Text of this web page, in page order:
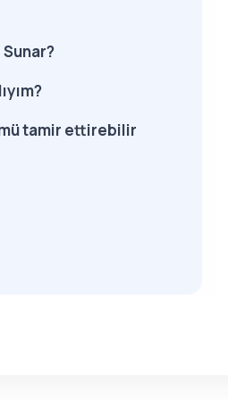
tamir ettirebilir